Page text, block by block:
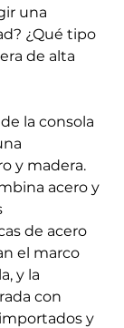
una
¿Qué tipo
de alta
la consola
y madera.
acero y
de acero
el marco
y la
con
y